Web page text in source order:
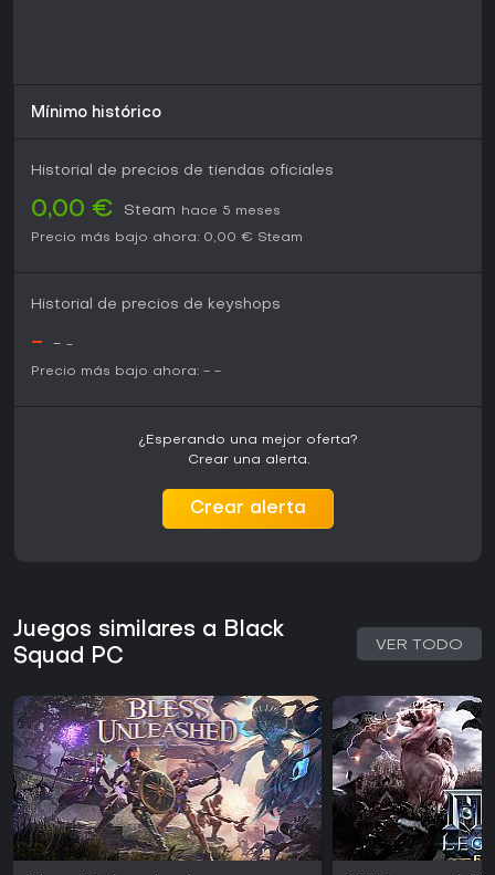
Mínimo histórico
Historial de precios de tiendas oficiales
0,00 € Steam
hace 5 meses
Precio más bajo ahora: 0,00 € Steam
Historial de precios de keyshops
- - -
Precio más bajo ahora: - -
¿Esperando una mejor oferta?
Crear una alerta.
Crear alerta
Juegos similares a Black
Squad PC
VER TODO